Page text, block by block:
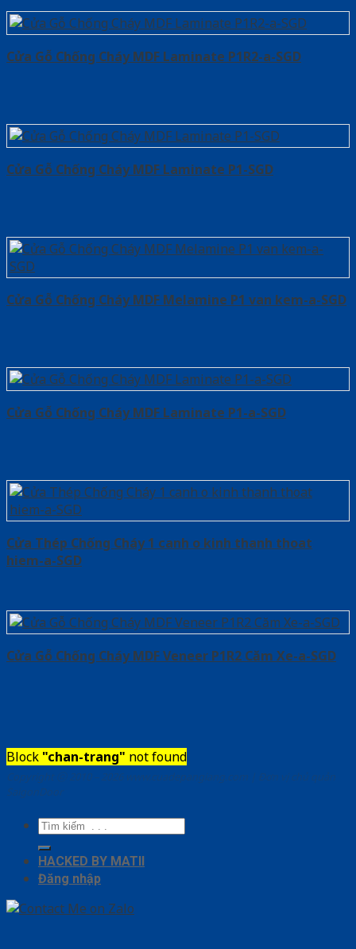
Cửa Gỗ Chống Cháy MDF Laminate P1R2-a-SGD
Cửa Gỗ Chống Cháy MDF Laminate P1-SGD
Cửa Gỗ Chống Cháy MDF Melamine P1 van kem-a-SGD
Cửa Gỗ Chống Cháy MDF Laminate P1-a-SGD
Cửa Thép Chống Cháy 1 canh o kinh thanh thoat
hiem-a-SGD
Cửa Gỗ Chống Cháy MDF Veneer P1R2 Căm Xe-a-SGD
Block "chan-trang" not found
Copyright ⓒ 2010 – 2026 www.cuadepangiang.com | Đơn vị chủ quản
SaigonDoor
Tìm
kiếm:
HACKED BY MATII
Đăng nhập